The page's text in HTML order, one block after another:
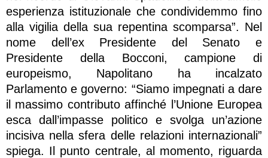
esperienza istituzionale che condividemmo fino
alla vigilia della sua repentina scomparsa”. Nel
nome dell’ex Presidente del Senato e
Presidente della Bocconi, campione di
europeismo, Napolitano ha incalzato
Parlamento e governo: “Siamo impegnati a dare
il massimo contributo affinché l’Unione Europea
esca dall’impasse politico e svolga un’azione
incisiva nella sfera delle relazioni internazionali”
spiega. Il punto centrale, al momento, riguarda